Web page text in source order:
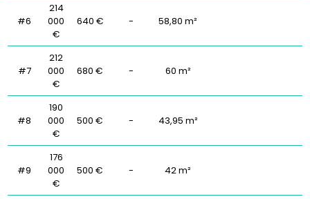
#6
214
000
€
640 € - 58,80 m²
#7
212
000
€
680 € - 60 m²
#8
190
000
€
500 € - 43,95 m²
#9
176
000
€
500 € - 42 m²